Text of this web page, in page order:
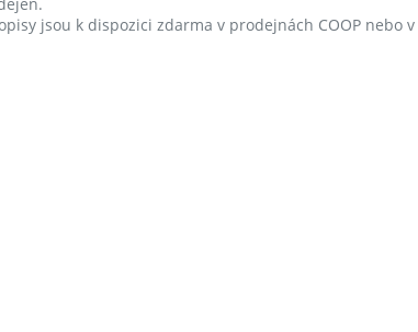
jsou k dispozici zdarma v prodejnách COOP nebo